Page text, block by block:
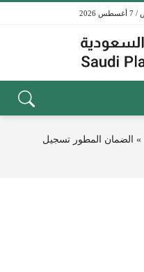
» الضمان المطور تسجيل